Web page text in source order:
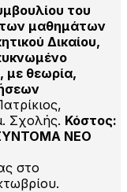
του
μαθημάτων
Δικαίου,
με θεωρία,
Σχολής. Κόστος:
ΝΕΟ
στο